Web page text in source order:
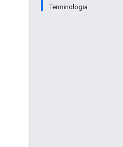
Terminologia